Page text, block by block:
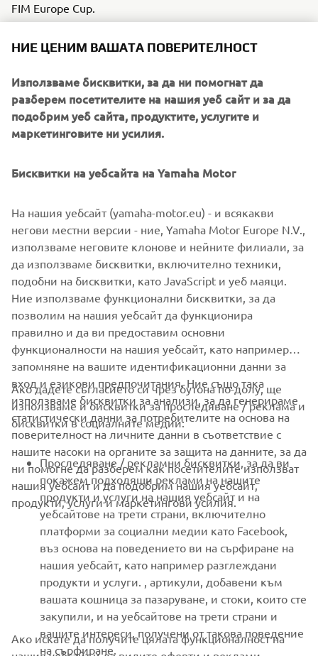
FIM Europe Cup.
REGISTER NOW
CORPORATE
FOR BUSINESS
MORE YAMAHA
SUPPORT
НОВИНАРСКИ БЮЛЕТИН
Бъдете първите, които ще научат за най-новите оферти,
специални събития, нови модели и много други
НИЕ ЦЕНИМ ВАШАТА ПОВЕРИТЕЛНОСТ
Използваме бисквитки, за да ни помогнат да
разберем посетителите на нашия уеб сайт и за да
подобрим уеб сайта, продуктите, услугите и
маркетинговите ни усилия.
Бисквитки на уебсайта на Yamaha Motor
На нашия уебсайт (yamaha-motor.eu) - и всякакви
негови местни версии - ние, Yamaha Motor Europe N.V.,
използваме неговите клонове и нейните филиали, за
да използваме бисквитки, включително техники,
подобни на бисквитки, като JavaScript и уеб маяци.
Ние използваме функционални бисквитки, за да
позволим на нашия уебсайт да функционира
правилно и да ви предоставим основни
функционалности на нашия уебсайт, като например
запомняне на вашите идентификационни данни за
вход и езикови предпочитания. Ние също така
използваме бисквитки за анализи, за да генерираме
статистически данни за потребителите на основа на
поверителност на личните данни в съответствие с
нашите насоки на органите за защита на данните, за да
ни помогне да разберем как посетителите използват
нашия уебсайт и да подобрим нашия уебсайт,
продукти, услуги и маркетингови усилия.
Ако дадете съгласието си чрез бутона по-долу, ще
използваме и бисквитки за проследяване / реклама и
бисквитки в социалните медии:
Проследяване / рекламни бисквитки, за да ви
покажем подходящи реклами на нашите
продукти и услуги на нашия уебсайт и на
уебсайтове на трети страни, включително
платформи за социални медии като Facebook,
въз основа на поведението ви на сърфиране на
нашия уебсайт, като например разглеждани
продукти и услуги. , артикули, добавени към
вашата кошница за пазаруване, и стоки, които сте
закупили, и на уебсайтове на трети страни и
вашите интереси, получени от такова поведение
на сърфиране.
Ако искате да получите цялата функционалност на